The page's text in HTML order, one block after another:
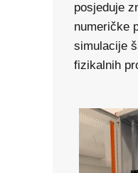
posjeduje
numeričke
simulacije
fizikalnih